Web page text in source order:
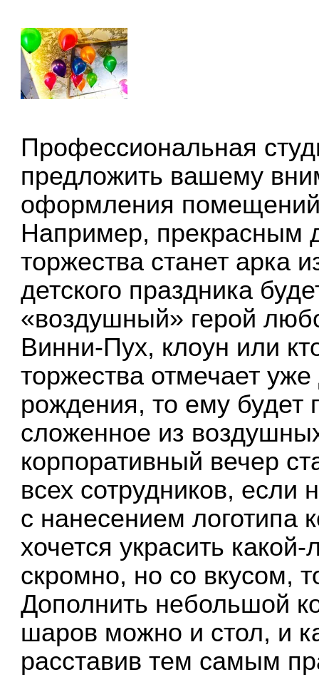
Профессиональная
предложить вашему
оформления
Например, прекрасным
торжества станет арка
детского праздника
«воздушный» герой
Винни-Пух, клоун или
торжества отмечает
рождения, то ему будет
сложенное из
корпоративный вечер
всех сотрудников,
с нанесением логотипа
хочется украсить
скромно, но со вкусом,
Дополнить небольшой
шаров можно и стол, и
расставив тем самым